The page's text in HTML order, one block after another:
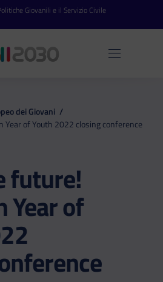
Giovanili e il Servizio Civile
Apri
dei Giovani /
Year of Youth 2022 closing conference
future!
Year of